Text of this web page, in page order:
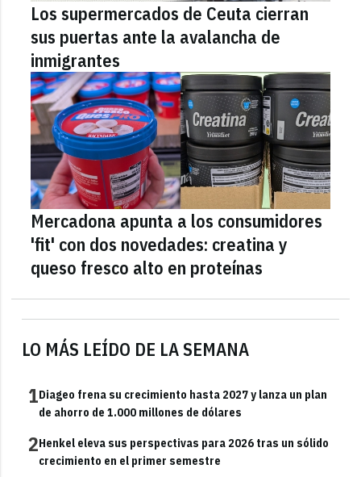
LO MÁS LEÍDO DE LA SEMANA
1Diageo frena su crecimiento hasta 2027 y lanza un plan
de ahorro de 1.000 millones de dólares
2Henkel eleva sus perspectivas para 2026 tras un sólido
crecimiento en el primer semestre
Los supermercados de Ceuta cierran
sus puertas ante la avalancha de
inmigrantes
Mercadona apunta a los consumidores
'fit' con dos novedades: creatina y
queso fresco alto en proteínas